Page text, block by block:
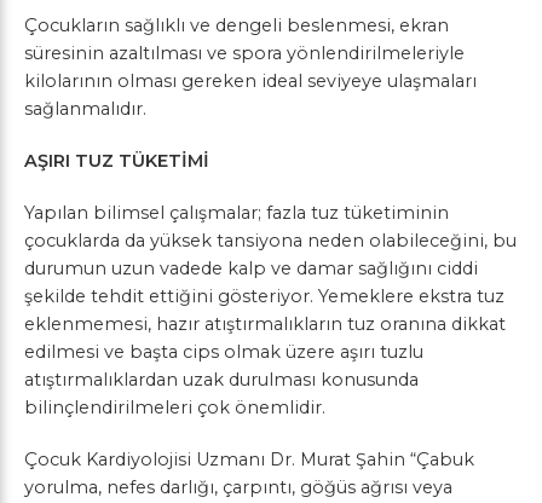
Çocukların sağlıklı ve dengeli beslenmesi, ekran
süresinin azaltılması ve spora yönlendirilmeleriyle
kilolarının olması gereken ideal seviyeye ulaşmaları
sağlanmalıdır.
AŞIRI TUZ TÜKETİMİ
Yapılan bilimsel çalışmalar; fazla tuz tüketiminin
çocuklarda da yüksek tansiyona neden olabileceğini, bu
durumun uzun vadede kalp ve damar sağlığını ciddi
şekilde tehdit ettiğini gösteriyor. Yemeklere ekstra tuz
eklenmemesi, hazır atıştırmalıkların tuz oranına dikkat
edilmesi ve başta cips olmak üzere aşırı tuzlu
atıştırmalıklardan uzak durulması konusunda
bilinçlendirilmeleri çok önemlidir.
Çocuk Kardiyolojisi Uzmanı Dr. Murat Şahin “Çabuk
yorulma, nefes darlığı, çarpıntı, göğüs ağrısı veya